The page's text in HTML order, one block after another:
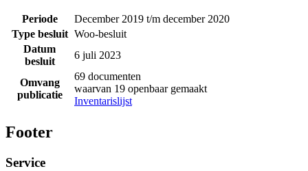
Periode
December 2019 t/m december 2020
Type besluit Woo-besluit
Datum
besluit
6 juli 2023
Omvang
publicatie
69 documenten
waarvan 19 openbaar gemaakt
Inventarislijst
Footer
Service